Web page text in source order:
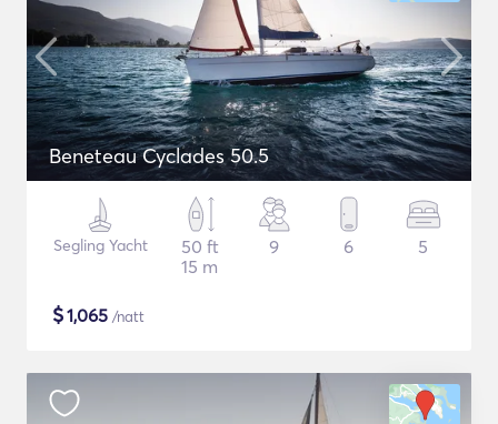
Beneteau Cyclades 50.5
Segling Yacht
50 ft
15 m
9 6 5
$1,065 /natt